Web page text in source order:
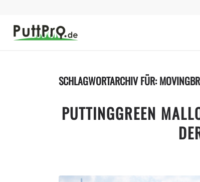
SCHLAGWORTARCHIV FÜR:
PUTTINGGREEN